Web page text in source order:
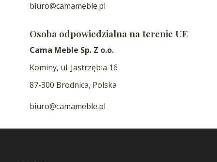
biuro@camameble.pl
Osoba odpowiedzialna na terenie UE
Cama Meble Sp. Z o.o.
Kominy, ul. Jastrzębia 16
87-300 Brodnica, Polska
biuro@camameble.pl